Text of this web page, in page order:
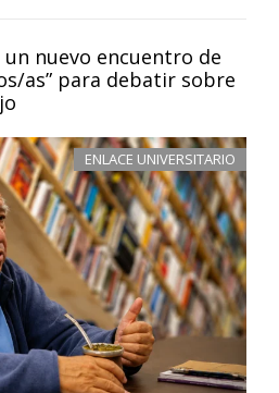
un nuevo encuentro de
as” para debatir sobre
ENLACE UNIVERSITARIO